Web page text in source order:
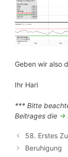
Geben wir also
Ihr Hari
*** Bitte
Beitrages die ->
58. Erstes
Beruhigung